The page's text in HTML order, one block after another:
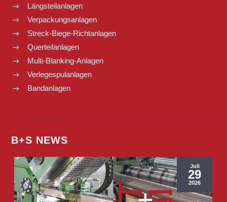
$ Längsteilanlagen
$ Verpackungsanlagen
$ Streck-Biege-Richtanlagen
$ Querteilanlagen
$ Multi-Blanking-Anlagen
$ Verlegespulanlagen
$ Bandanlagen
B+S NEWS
Juli
29
2026